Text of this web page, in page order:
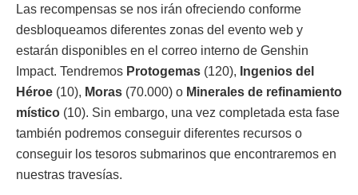
Las recompensas se nos irán ofreciendo conforme
desbloqueamos diferentes zonas del evento web y
estarán disponibles en el correo interno de Genshin
Impact. Tendremos Protogemas (120), Ingenios del
Héroe (10), Moras (70.000) o Minerales de refinamiento
místico (10). Sin embargo, una vez completada esta fase
también podremos conseguir diferentes recursos o
conseguir los tesoros submarinos que encontraremos en
nuestras travesías.